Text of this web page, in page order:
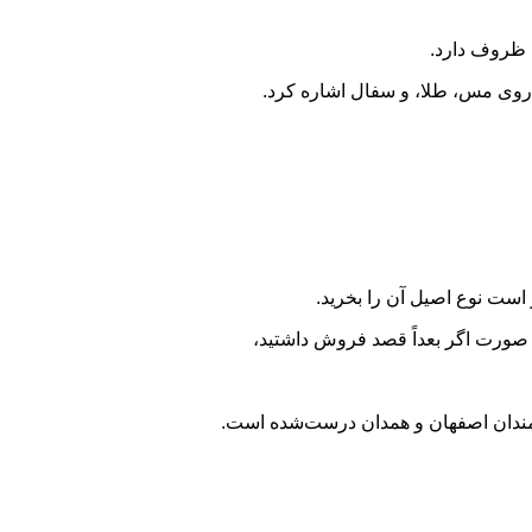
ظروف دارد.
روی مس، طلا، و سفال اشاره کرد.
است نوع اصیل آن را بخرید.
صورت اگر بعداً قصد فروش داشتید،
اصفهان و همدان درست‌شده است.